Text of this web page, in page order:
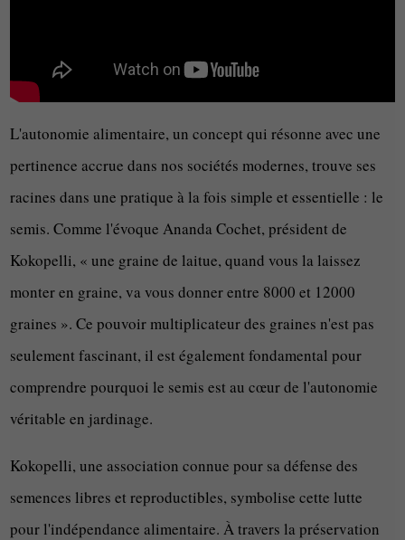
L'autonomie alimentaire, un concept qui résonne avec une
pertinence accrue dans nos sociétés modernes, trouve ses
racines dans une pratique à la fois simple et essentielle : le
semis. Comme l'évoque Ananda Cochet, président de
Kokopelli, « une graine de laitue, quand vous la laissez
monter en graine, va vous donner entre 8000 et 12000
graines ». Ce pouvoir multiplicateur des graines n'est pas
seulement fascinant, il est également fondamental pour
comprendre pourquoi le semis est au cœur de l'autonomie
véritable en jardinage.
Kokopelli, une association connue pour sa défense des
semences libres et reproductibles, symbolise cette lutte
pour l'indépendance alimentaire. À travers la préservation